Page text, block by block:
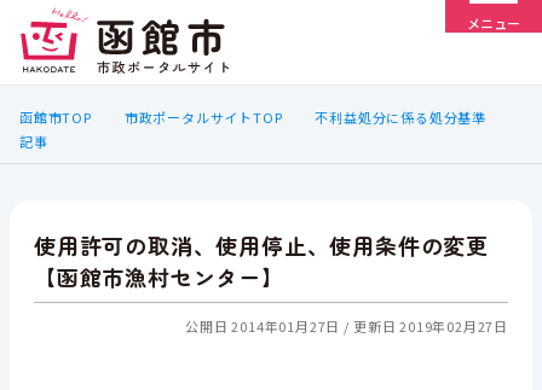
メニュー
函館市TOP 市政ポータルサイトTOP
不利益処分に係る処分基準
記事
使用許可の取消、使用停止、使用条件の変更
【函館市漁村センター】
公開日 2014年01月27日 更新日 2019年02月27日